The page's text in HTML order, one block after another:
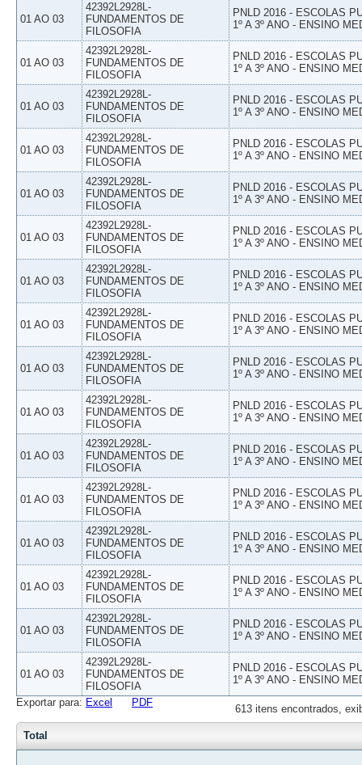
01 AO 03
42392L2928L-
FUNDAMENTOS DE
FILOSOFIA
PNLD 2016 - ESCOLAS
1º A 3º ANO - ENSINO
01 AO 03
42392L2928L-
FUNDAMENTOS DE
FILOSOFIA
PNLD 2016 - ESCOLAS
1º A 3º ANO - ENSINO
01 AO 03
42392L2928L-
FUNDAMENTOS DE
FILOSOFIA
PNLD 2016 - ESCOLAS
1º A 3º ANO - ENSINO
01 AO 03
42392L2928L-
FUNDAMENTOS DE
FILOSOFIA
PNLD 2016 - ESCOLAS
1º A 3º ANO - ENSINO
01 AO 03
42392L2928L-
FUNDAMENTOS DE
FILOSOFIA
PNLD 2016 - ESCOLAS
1º A 3º ANO - ENSINO
01 AO 03
42392L2928L-
FUNDAMENTOS DE
FILOSOFIA
PNLD 2016 - ESCOLAS
1º A 3º ANO - ENSINO
01 AO 03
42392L2928L-
FUNDAMENTOS DE
FILOSOFIA
PNLD 2016 - ESCOLAS
1º A 3º ANO - ENSINO
01 AO 03
42392L2928L-
FUNDAMENTOS DE
FILOSOFIA
PNLD 2016 - ESCOLAS
1º A 3º ANO - ENSINO
01 AO 03
42392L2928L-
FUNDAMENTOS DE
FILOSOFIA
PNLD 2016 - ESCOLAS
1º A 3º ANO - ENSINO
01 AO 03
42392L2928L-
FUNDAMENTOS DE
FILOSOFIA
PNLD 2016 - ESCOLAS
1º A 3º ANO - ENSINO
01 AO 03
42392L2928L-
FUNDAMENTOS DE
FILOSOFIA
PNLD 2016 - ESCOLAS
1º A 3º ANO - ENSINO
01 AO 03
42392L2928L-
FUNDAMENTOS DE
FILOSOFIA
PNLD 2016 - ESCOLAS
1º A 3º ANO - ENSINO
01 AO 03
42392L2928L-
FUNDAMENTOS DE
FILOSOFIA
PNLD 2016 - ESCOLAS
1º A 3º ANO - ENSINO
01 AO 03
42392L2928L-
FUNDAMENTOS DE
FILOSOFIA
PNLD 2016 - ESCOLAS
1º A 3º ANO - ENSINO
01 AO 03
42392L2928L-
FUNDAMENTOS DE
FILOSOFIA
PNLD 2016 - ESCOLAS
1º A 3º ANO - ENSINO
01 AO 03
42392L2928L-
FUNDAMENTOS DE
FILOSOFIA
PNLD 2016 - ESCOLAS
1º A 3º ANO - ENSINO
613 itens encontrados,
Exportar para: Excel PDF
Total